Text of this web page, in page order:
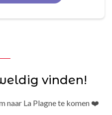
vinden!
naar La Plagne te komen ❤️